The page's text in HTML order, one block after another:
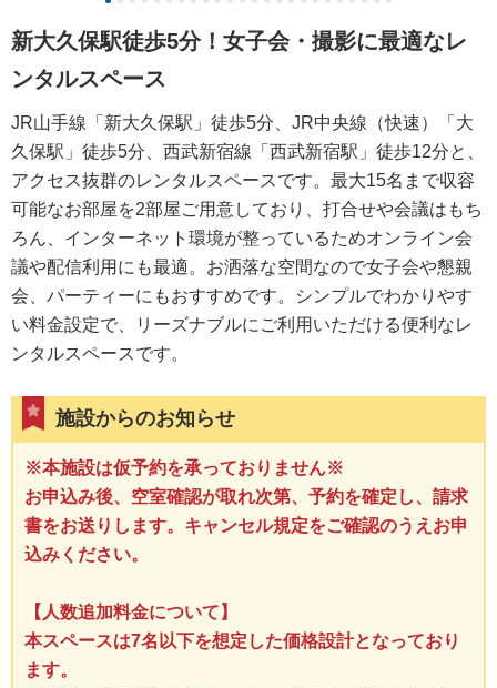
新大久保駅徒歩5分！女子会・撮影に最適なレ
ンタルスペース
JR山手線「新大久保駅」徒歩5分、JR中央線（快速）「大
久保駅」徒歩5分、西武新宿線「西武新宿駅」徒歩12分と、
アクセス抜群のレンタルスペースです。最大15名まで収容
可能なお部屋を2部屋ご用意しており、打合せや会議はもち
ろん、インターネット環境が整っているためオンライン会
議や配信利用にも最適。お洒落な空間なので女子会や懇親
会、パーティーにもおすすめです。シンプルでわかりやす
い料金設定で、リーズナブルにご利用いただける便利なレ
ンタルスペースです。
施設からのお知らせ
※本施設は仮予約を承っておりません※
お申込み後、空室確認が取れ次第、予約を確定し、請求
書をお送りします。キャンセル規定をご確認のうえお申
込みください。
【人数追加料金について】
本スペースは7名以下を想定した価格設計となっており
ます。